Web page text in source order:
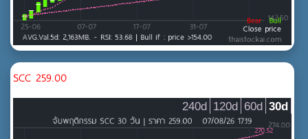
SCC 259.00
30d
60d
120d
240d